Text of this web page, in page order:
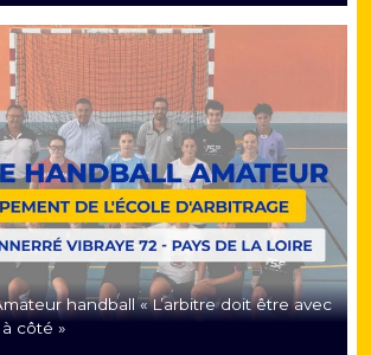
handball « L’arbitre doit être avec
côté »